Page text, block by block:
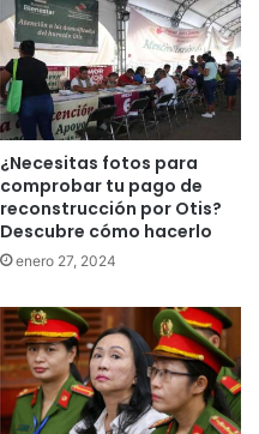
¿Necesitas fotos para
comprobar tu pago de
reconstrucción por Otis?
Descubre cómo hacerlo
enero 27, 2024